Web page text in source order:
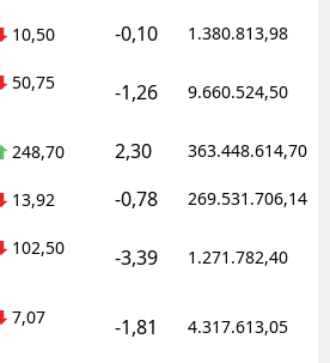
10,50 -0,10 1.380.813,98
50,75 -1,26 9.660.524,50
248,70 2,30 363.448.614,70
13,92 -0,78 269.531.706,14
102,50 -3,39 1.271.782,40
7,07 -1,81 4.317.613,05